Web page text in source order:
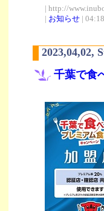
| http://
| お知らせ |
2023,04,02,
千葉で食